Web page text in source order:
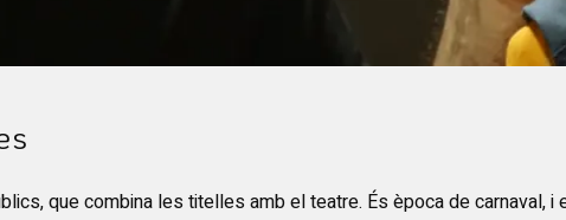
que combina les titelles amb el teatre. És època de carnaval, i